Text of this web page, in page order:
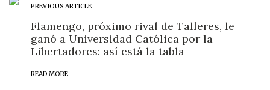
PREVIOUS ARTICLE
Flamengo, próximo rival de Talleres, le
ganó a Universidad Católica por la
Libertadores: así está la tabla
READ MORE